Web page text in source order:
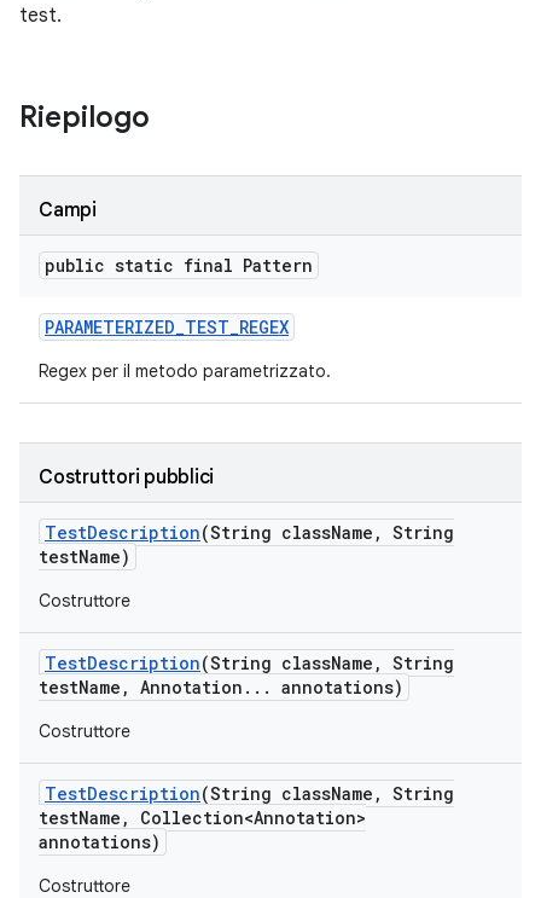
test.
Riepilogo
Campi
public static final Pattern
PARAMETERIZED_TEST_REGEX
Regex per il metodo parametrizzato.
Costruttori pubblici
TestDescription(String className , String
testName)
Costruttore
TestDescription(String className , String
testName , Annotation . . . annotations)
Costruttore
TestDescription(String className , String
testName ,
Collection<Annotation>
annotations)
Costruttore